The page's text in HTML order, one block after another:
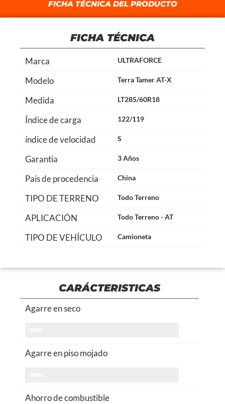
FICHA TÉCNICA DEL PRODUCTO
FICHA TÉCNICA
Marca ULTRAFORCE
Modelo Terra Tamer AT-X
Medida LT285/60R18
Índice de carga 122/119
índice de velocidad S
Garantía 3 Años
País de procedencia China
TIPO DE TERRENO Todo Terreno
APLICACIÓN Todo Terreno - AT
TIPO DE VEHÍCULO Camioneta
CARÁCTERISTICAS
Agarre en seco
Agarre en piso mojado
Ahorro de combustible